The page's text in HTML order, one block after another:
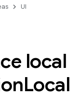
UI
local
Local